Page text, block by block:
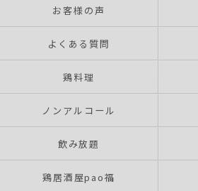
お客様の声
よくある質問
鶏料理
ノンアルコール
飲み放題
鶏居酒屋pao福